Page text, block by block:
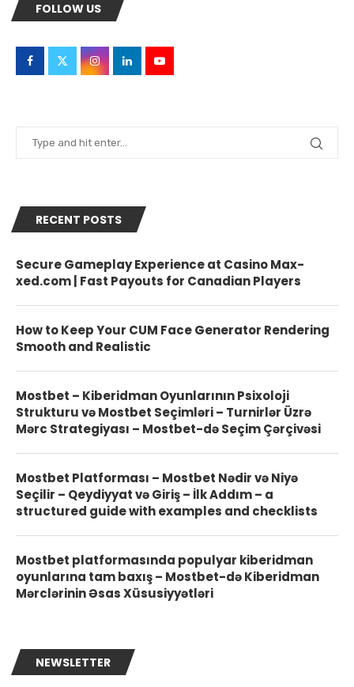
FOLLOW US
RECENT POSTS
Secure Gameplay Experience at Casino Max-
xed.com | Fast Payouts for Canadian Players
How to Keep Your CUM Face Generator Rendering
Smooth and Realistic
Mostbet – Kiberidman Oyunlarının Psixoloji
Strukturu və Mostbet Seçimləri – Turnirlər Üzrə
Mərc Strategiyası – Mostbet-də Seçim Çərçivəsi
Mostbet Platforması – Mostbet Nədir və Niyə
Seçilir – Qeydiyyat və Giriş – İlk Addım – a
structured guide with examples and checklists
Mostbet platformasında populyar kiberidman
oyunlarına tam baxış – Mostbet-də Kiberidman
Mərclərinin Əsas Xüsusiyyətləri
NEWSLETTER